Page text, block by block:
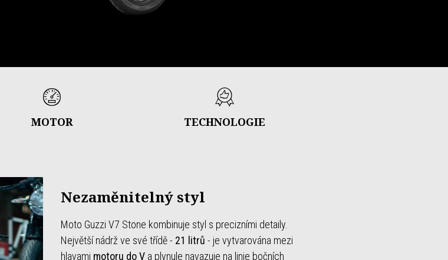
MOTOR TECHNOLOGIE
Nezaměnitelný styl
Moto Guzzi V7 Stone kombinuje styl s precizními detaily.
Největší nádrž ve své třídě - 21 litrů - je vytvarována mezi
hlavami motoru do V a plynule navazuje na linie bočních